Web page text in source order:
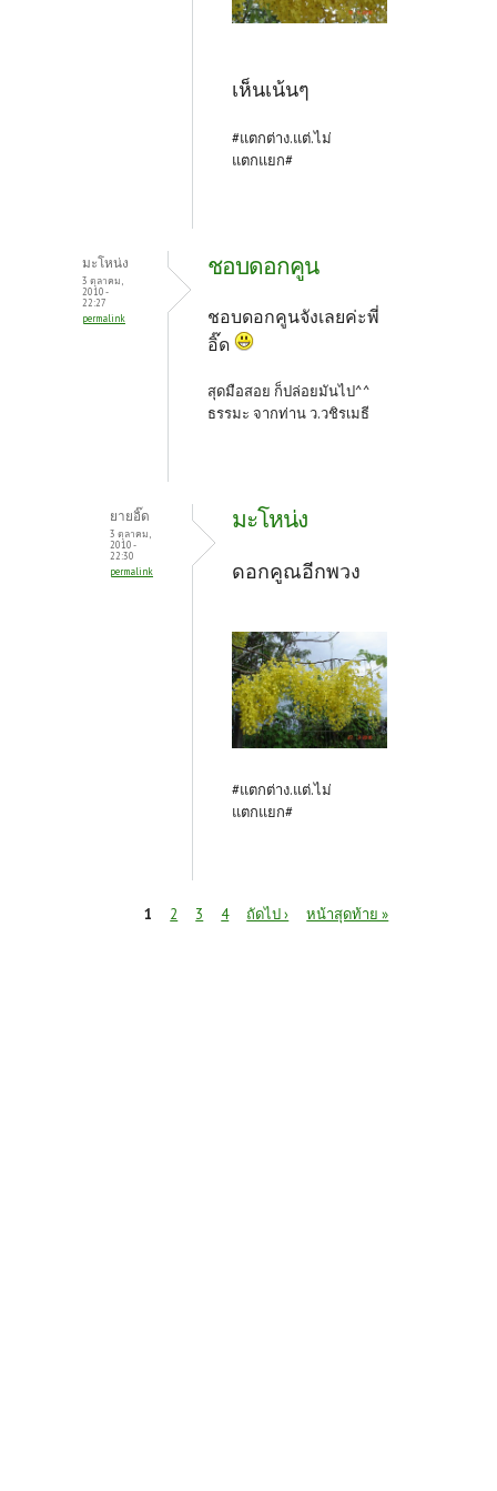
เห็นเน้นๆ
#แตกต่าง.แต่.ไม่
แตกแยก#
มะโหน่ง
3 ตุลาคม,
2010 -
22:27
permalink
ชอบดอกคูน
ชอบดอกคูนจังเลยค่ะพี่
อิ๊ด
สุดมือสอย ก็ปล่อยมันไป^^
ธรรมะ จากท่าน ว.วชิรเมธี
ยายอิ๊ด
3 ตุลาคม,
2010 -
22:30
permalink
มะโหน่ง
ดอกคูณอีกพวง
#แตกต่าง.แต่.ไม่
แตกแยก#
1 2 3 4 ถัดไป › หน้าสุดท้าย »